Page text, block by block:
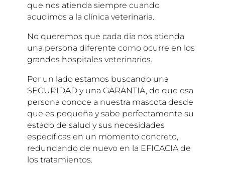
que nos atienda siempre cuando
acudimos a la clínica veterinaria.
No queremos que cada día nos atienda
una persona diferente como ocurre en los
grandes hospitales veterinarios.
Por un lado estamos buscando una
SEGURIDAD y una GARANTIA, de que esa
persona conoce a nuestra mascota desde
que es pequeña y sabe perfectamente su
estado de salud y sus necesidades
específicas en un momento concreto,
redundando de nuevo en la EFICACIA de
los tratamientos.